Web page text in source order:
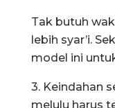
Tak butuh
lebih syar’i.
model ini
3. Keindahan
melulu harus